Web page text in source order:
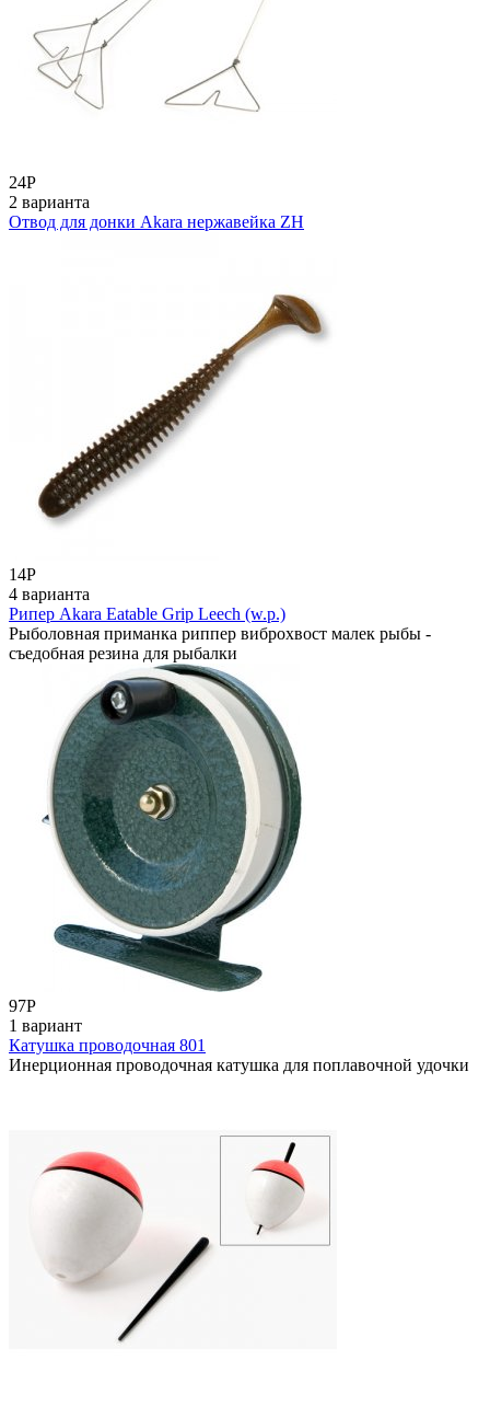
24Р
2 варианта
Отвод для донки Akara нержавейка ZH
14Р
4 варианта
Рипер Akara Eatable Grip Leech (w.p.)
Рыболовная приманка риппер виброхвост малек рыбы -
съедобная резина для рыбалки
97Р
1 вариант
Катушка проводочная 801
Инерционная проводочная катушка для поплавочной удочки